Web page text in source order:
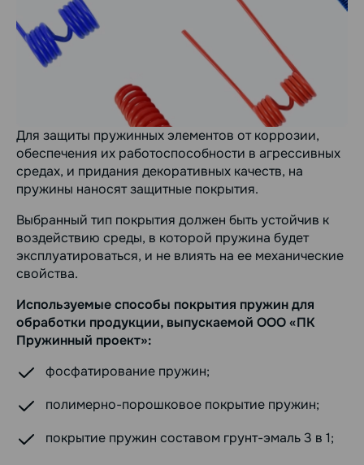
Для защиты пружинных элементов от коррозии,
обеспечения их работоспособности в агрессивных
средах, и придания декоративных качеств, на
пружины наносят защитные покрытия.
Выбранный тип покрытия должен быть устойчив к
воздействию среды, в которой пружина будет
эксплуатироваться, и не влиять на ее механические
свойства.
Используемые способы покрытия пружин для
обработки продукции, выпускаемой ООО «ПК
Пружинный проект»:
фосфатирование пружин;
полимерно-порошковое покрытие пружин;
покрытие пружин составом грунт-эмаль 3 в 1;